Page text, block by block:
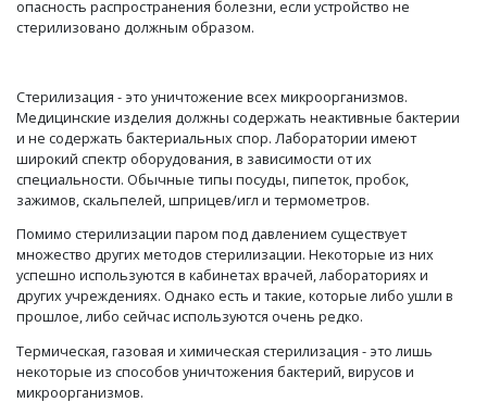
опасность распространения болезни, если устройство не
стерилизовано должным образом.
Стерилизация - это уничтожение всех микроорганизмов.
Медицинские изделия должны содержать неактивные бактерии
и не содержать бактериальных спор. Лаборатории имеют
широкий спектр оборудования, в зависимости от их
специальности. Обычные типы посуды, пипеток, пробок,
зажимов, скальпелей, шприцев/игл и термометров.
Помимо стерилизации паром под давлением существует
множество других методов стерилизации. Некоторые из них
успешно используются в кабинетах врачей, лабораториях и
других учреждениях. Однако есть и такие, которые либо ушли в
прошлое, либо сейчас используются очень редко.
Термическая, газовая и химическая стерилизация - это лишь
некоторые из способов уничтожения бактерий, вирусов и
микроорганизмов.